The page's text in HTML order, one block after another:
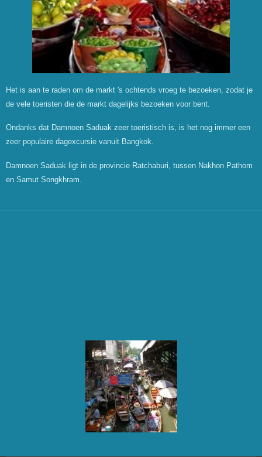
Het is aan te raden om de markt 's ochtends vroeg te bezoeken, zodat je
de vele toeristen die de markt dagelijks bezoeken voor bent.
Ondanks dat Damnoen Saduak zeer toeristisch is, is het nog immer een
zeer populaire dagexcursie vanuit Bangkok.
Damnoen Saduak ligt in de provincie Ratchaburi, tussen Nakhon Pathom
en Samut Songkhram.